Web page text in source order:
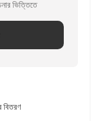
ভিত্তিতে
বিতরণ